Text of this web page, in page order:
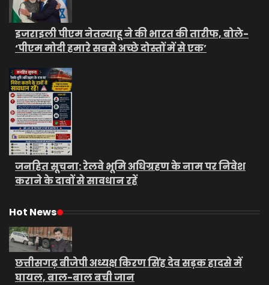
इजराइली पीएम नेतन्याहू ने की भारत की तारीफ, बोले-
‘पीएम मोदी हमारे सबसे अच्छे दोस्तों में से एक’
जनहित सूचना: रेलवे भूमि अधिग्रहण के नाम पर निवेश
कराने के दावों से सावधान रहें
Hot News
छत्तीसगढ़ बीजेपी अध्यक्ष किरण सिंह देव सड़क हादसे में
घायल, बाल-बाल बची जान